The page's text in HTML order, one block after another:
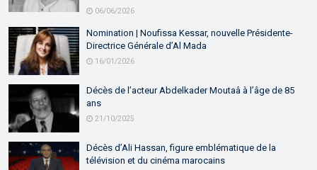
06/06/2026
Nomination | Noufissa Kessar, nouvelle Présidente-
Directrice Générale d’Al Mada
16/01/2026
Décès de l’acteur Abdelkader Moutaâ à l’âge de 85
ans
21/10/2025
Décès d’Ali Hassan, figure emblématique de la
télévision et du cinéma marocains